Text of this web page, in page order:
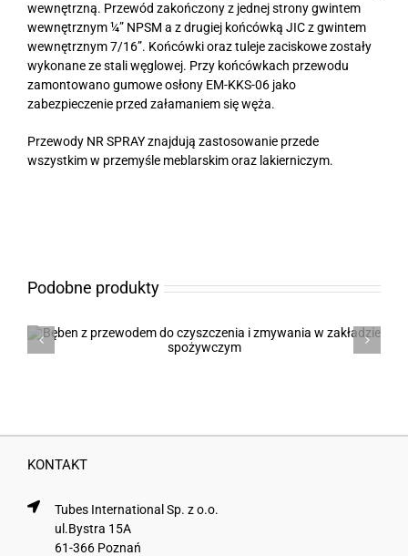
wewnętrzną. Przewód zakończony z jednej strony gwintem
wewnętrznym ¼” NPSM a z drugiej końcówką JIC z gwintem
wewnętrznym 7/16”. Końcówki oraz tuleje zaciskowe zostały
wykonane ze stali węglowej. Przy końcówkach przewodu
zamontowano gumowe osłony EM-KKS-06 jako
zabezpieczenie przed załamaniem się węża.
Przewody NR SPRAY znajdują zastosowanie przede
wszystkim w przemyśle meblarskim oraz lakierniczym.
Podobne produkty
Wąż odciągowy do trocin
KONTAKT
Tubes International Sp. z o.o.
ul.Bystra 15A
61-366 Poznań